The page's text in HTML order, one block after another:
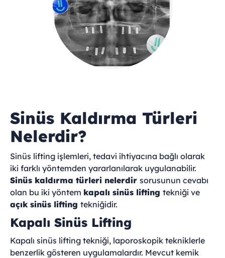
Sinüs Kaldırma Türleri
Nelerdir?
Sinüs lifting işlemleri, tedavi ihtiyacına bağlı olarak
iki farklı yöntemden yararlanılarak uygulanabilir.
Sinüs kaldırma türleri nelerdir sorusunun cevabı
olan bu iki yöntem kapalı sinüs lifting tekniği ve
açık sinüs lifting tekniğidir.
Kapalı Sinüs Lifting
Kapalı sinüs lifting tekniği, laporoskopik tekniklerle
benzerlik gösteren uygulamalardır. Mevcut kemik